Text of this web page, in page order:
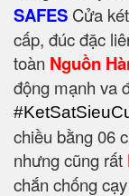
SAFES Cửa
cấp, đúc đặc
toàn Nguồn
động mạnh va
chiều bằng 06
nhưng cũng rất
chắn chống